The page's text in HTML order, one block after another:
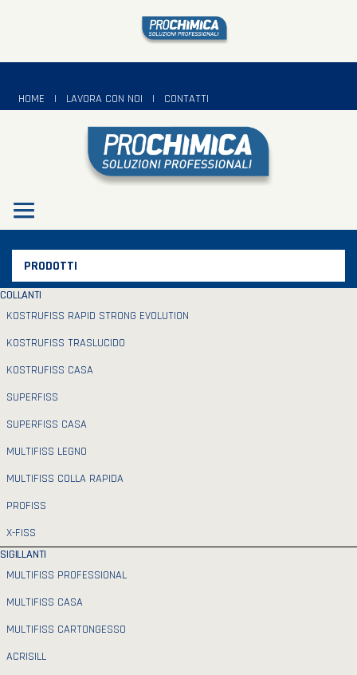
HOME | LAVORA CON NOI | CONTATTI
PRODOTTI
COLLANTI
KOSTRUFISS RAPID STRONG EVOLUTION
KOSTRUFISS TRASLUCIDO
KOSTRUFISS CASA
SUPERFISS
SUPERFISS CASA
MULTIFISS LEGNO
MULTIFISS COLLA RAPIDA
PROFISS
X-FISS
SIGILLANTI
MULTIFISS PROFESSIONAL
MULTIFISS CASA
MULTIFISS CARTONGESSO
ACRISILL